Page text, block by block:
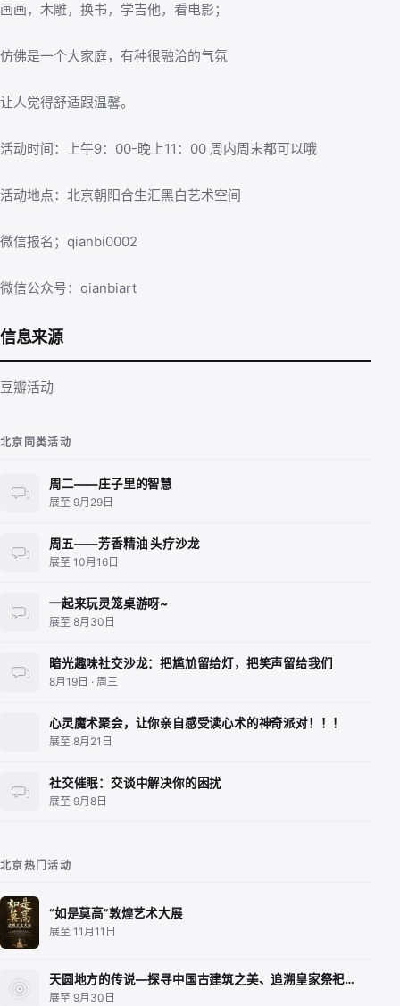
画画，木雕，换书，学吉他，看电影；
仿佛是一个大家庭，有种很融洽的气氛
让人觉得舒适跟温馨。
活动时间：上午9：00-晚上11：00 周内周末都可以哦
活动地点：北京朝阳合生汇黑白艺术空间
微信报名；qianbi0002
微信公众号：qianbiart
信息来源
豆瓣活动
北京同类活动
周二——庄子里的智慧
展至 9月29日
周五——芳香精油 头疗沙龙
展至 10月16日
一起来玩灵笼桌游呀~
展至 8月30日
暗光趣味社交沙龙：把尴尬留给灯，把笑声留给我们
8月19日 · 周三
心灵魔术聚会，让你亲自感受读心术的神奇派对！！！
展至 8月21日
社交催眠：交谈中解决你的困扰
展至 9月8日
北京热门活动
“如是莫高”敦煌艺术大展
展至 11月11日
天圆地方的传说—探寻中国古建筑之美、追溯皇家祭祀…
展至 9月30日